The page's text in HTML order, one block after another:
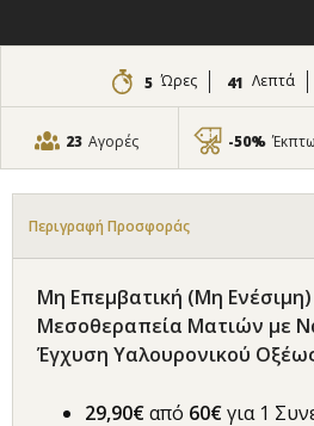
5 Ώρες 41 Λεπτά
23 Αγορές -50%
Περιγραφή Προσφοράς
Μη Επεμβατική (Μη
Μεσοθεραπεία Ματιών με
Έγχυση Υαλουρονικού
29,90€από 60€για 1